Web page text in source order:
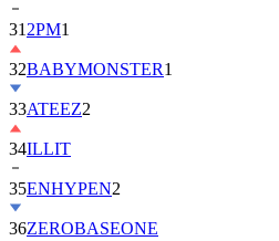
31 2PM1
32BABYMONSTER1
33ATEEZ2
34ILLIT
35ENHYPEN2
36ZEROBASEONE